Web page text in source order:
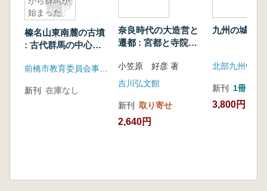
始まった
榛名山東南麓の古墳
: 古代群馬の中心地
った
新刊 在庫なし
奈良時代の大造営と
遷都 : 宮都と寺院の
小笠原 好彦 著
吉川弘文館
新刊 取り寄せ
2,640円
九州の城3
新刊 1冊
3,800円